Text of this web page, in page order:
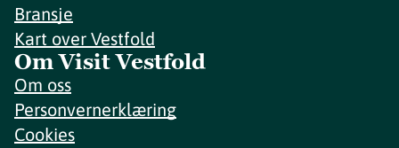
Bransje
Kart over Vestfold
Om Visit Vestfold
Om oss
Personvernerklæring
Cookies